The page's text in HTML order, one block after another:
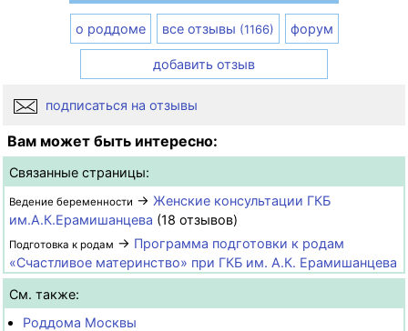
о роддоме все отзывы (1166) форум
добавить отзыв
подписаться на отзывы
Вам может быть интересно:
Связанные страницы:
Ведение беременности → Женские консультации ГКБ
им.А.К.Ерамишанцева (18 отзывов)
Подготовка к родам → Программа подготовки к родам
«Счастливое материнство» при ГКБ им. А.К. Ерамишанцева
См. также:
Роддома Москвы